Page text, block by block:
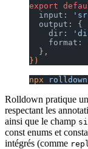
export
  input:
  output: {
    dir:
    format:
  }
,
})
npx rolldown
Rolldown pratique
respectant les
ainsi que le champ
const enums et
intégrés (comme